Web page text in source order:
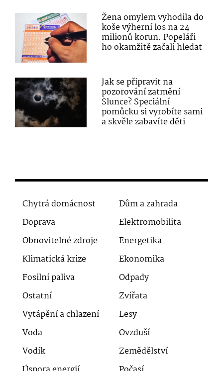
Žena omylem vyhodila do
koše výherní los na 24
milionů korun. Popeláři
ho okamžitě začali hledat
Jak se připravit na
pozorování zatmění
Slunce? Speciální
pomůcku si vyrobíte sami
a skvěle zabavíte děti
Chytrá domácnost
Dům a zahrada
Doprava
Elektromobilita
Obnovitelné zdroje
Energetika
Klimatická krize
Ekonomika
Fosilní paliva
Odpady
Ostatní
Zvířata
Vytápění a chlazení
Lesy
Voda
Ovzduší
Vodík
Zemědělství